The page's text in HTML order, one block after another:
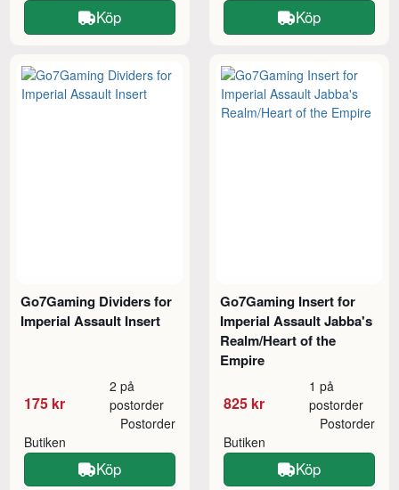
Köp Köp
Go7Gaming Dividers for
Imperial Assault Insert
175 kr
2 på
postorder
Butiken
Postorder
Köp
Go7Gaming Insert for
Imperial Assault Jabba's
Realm/Heart of the
Empire
825 kr
1 på
postorder
Butiken
Postorder
Köp